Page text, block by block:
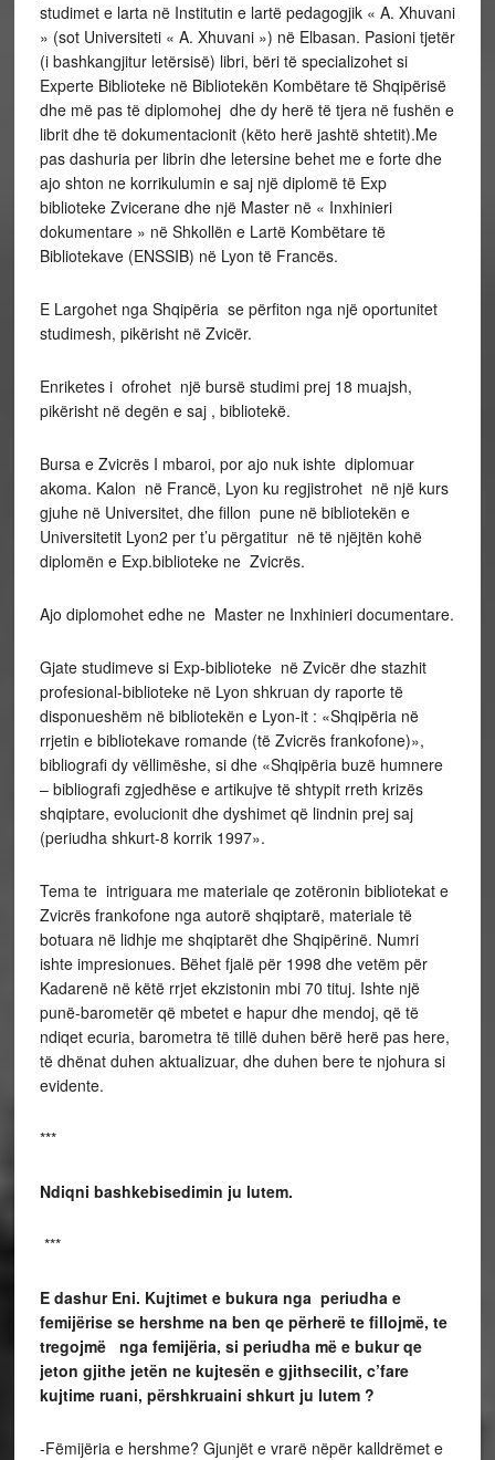
studimet e larta në Institutin e lartë pedagogjik « A. Xhuvani
» (sot Universiteti « A. Xhuvani ») në Elbasan. Pasioni tjetër
(i bashkangjitur letërsisë) libri, bëri të specializohet si
Experte Biblioteke në Bibliotekën Kombëtare të Shqipërisë
dhe më pas të diplomohej dhe dy herë të tjera në fushën e
librit dhe të dokumentacionit (këto herë jashtë shtetit).Me
pas dashuria per librin dhe letersine behet me e forte dhe
ajo shton ne korrikulumin e saj një diplomë të Exp
biblioteke Zvicerane dhe një Master në « Inxhinieri
dokumentare » në Shkollën e Lartë Kombëtare të
Bibliotekave (ENSSIB) në Lyon të Francës.
E Largohet nga Shqipëria se përfiton nga një oportunitet
studimesh, pikërisht në Zvicër.
Enriketes i ofrohet një bursë studimi prej 18 muajsh,
pikërisht në degën e saj , bibliotekë.
Bursa e Zvicrës I mbaroi, por ajo nuk ishte diplomuar
akoma. Kalon në Francë, Lyon ku regjistrohet në një kurs
gjuhe në Universitet, dhe fillon pune në bibliotekën e
Universitetit Lyon2 per t’u përgatitur në të njëjtën kohë
diplomën e Exp.biblioteke ne Zvicrës.
Ajo diplomohet edhe ne Master ne Inxhinieri documentare.
Gjate studimeve si Exp-biblioteke në Zvicër dhe stazhit
profesional-biblioteke në Lyon shkruan dy raporte të
disponueshëm në bibliotekën e Lyon-it : «Shqipëria në
rrjetin e bibliotekave romande (të Zvicrës frankofone)»,
bibliografi dy vëllimëshe, si dhe «Shqipëria buzë humnere
– bibliografi zgjedhëse e artikujve të shtypit rreth krizës
shqiptare, evolucionit dhe dyshimet që lindnin prej saj
(periudha shkurt-8 korrik 1997».
Tema te intriguara me materiale qe zotëronin bibliotekat e
Zvicrës frankofone nga autorë shqiptarë, materiale të
botuara në lidhje me shqiptarët dhe Shqipërinë. Numri
ishte impresionues. Bëhet fjalë për 1998 dhe vetëm për
Kadarenë në këtë rrjet ekzistonin mbi 70 tituj. Ishte një
punë-barometër që mbetet e hapur dhe mendoj, që të
ndiqet ecuria, barometra të tillë duhen bërë herë pas here,
të dhënat duhen aktualizuar, dhe duhen bere te njohura si
evidente.
***
Ndiqni bashkebisedimin ju lutem.
***
E dashur Eni. Kujtimet e bukura nga periudha e
femijërise se hershme na ben qe përherë te fillojmë, te
tregojmë nga femijëria, si periudha më e bukur qe
jeton gjithe jetën ne kujtesën e gjithsecilit, c’fare
kujtime ruani, përshkruaini shkurt ju lutem ?
-Fëmijëria e hershme? Gjunjët e vrarë nëpër kalldrëmet e